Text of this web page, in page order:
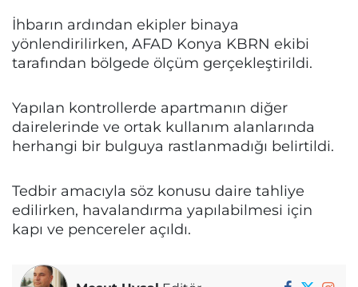
İhbarın ardından ekipler binaya
yönlendirilirken, AFAD Konya KBRN ekibi
tarafından bölgede ölçüm gerçekleştirildi.
Yapılan kontrollerde apartmanın diğer
dairelerinde ve ortak kullanım alanlarında
herhangi bir bulguya rastlanmadığı belirtildi.
Tedbir amacıyla söz konusu daire tahliye
edilirken, havalandırma yapılabilmesi için
kapı ve pencereler açıldı.